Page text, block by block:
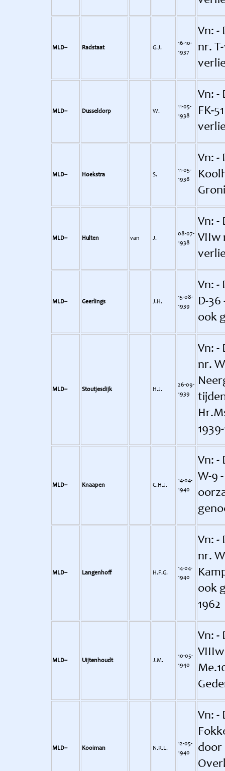
MLD-- Radstaat G.J.
16-10-
1937
Vn: -
nr.
MLD-- Dusseldorp W.
11-05-
1938
Vn: -
FK-
MLD-- Hoekstra S.
11-05-
1938
Vn: -
MLD-- Hulten van J.
08-07-
1938
Vn: -
VIIw
MLD-- Geerlings J.H.
15-08-
1939
Vn: -
D-36
ook
MLD-- Stoutjesdijk H.J.
26-09-
1939
Vn: -
nr.
MLD-- Knaapen C.H.J.
14-04-
1940
Vn: -
W-9
MLD-- Langenhoff H.F.G.
14-04-
1940
Vn: -
nr.
ook
1962
MLD-- Uijtenhoudt J.M.
10-05-
1940
Vn: -
MLD-- Kooiman N.R.L.
12-05-
1940
Vn: -
door